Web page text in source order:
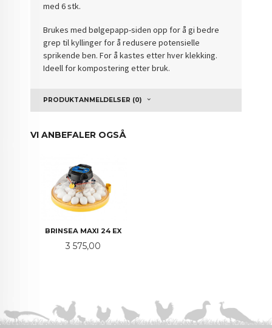
med 6 stk.
Brukes med bølgepapp-siden opp for å gi bedre
grep til kyllinger for å redusere potensielle
sprikende ben. For å kastes etter hver klekking.
Ideell for kompostering etter bruk.
PRODUKTANMELDELSER (0)
VI ANBEFALER OGSÅ
BRINSEA MAXI 24 EX
Pris
3 575,00